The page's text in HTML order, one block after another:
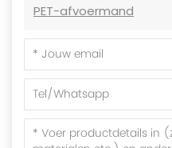
PET-afvoermand